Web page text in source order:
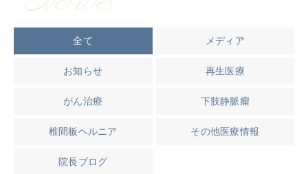
全て メディア
お知らせ 再生医療
がん治療 下肢静脈瘤
椎間板ヘルニア その他医療情報
院長ブログ